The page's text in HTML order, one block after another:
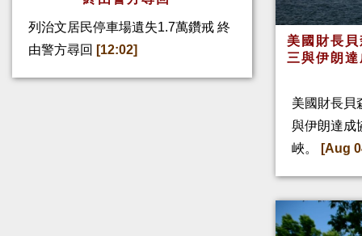
列治文居民停車場遺失1.7萬鑽戒 終
由警方尋回 [12:02]
美國財長
三與伊朗
美國財長貝
與伊朗達成
峽。
[Aug